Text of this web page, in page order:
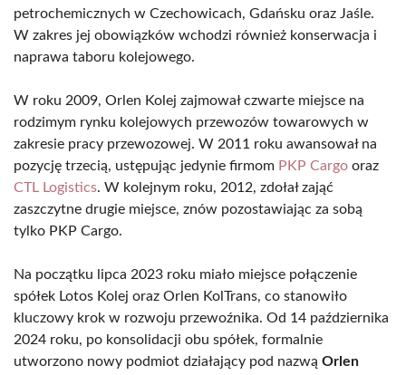
petrochemicznych w Czechowicach, Gdańsku oraz Jaśle.
W zakres jej obowiązków wchodzi również konserwacja i
naprawa taboru kolejowego.
W roku 2009, Orlen Kolej zajmował czwarte miejsce na
rodzimym rynku kolejowych przewozów towarowych w
zakresie pracy przewozowej. W 2011 roku awansował na
pozycję trzecią, ustępując jedynie firmom PKP Cargo oraz
CTL Logistics. W kolejnym roku, 2012, zdołał zająć
zaszczytne drugie miejsce, znów pozostawiając za sobą
tylko PKP Cargo.
Na początku lipca 2023 roku miało miejsce połączenie
spółek Lotos Kolej oraz Orlen KolTrans, co stanowiło
kluczowy krok w rozwoju przewoźnika. Od 14 października
2024 roku, po konsolidacji obu spółek, formalnie
utworzono nowy podmiot działający pod nazwą Orlen